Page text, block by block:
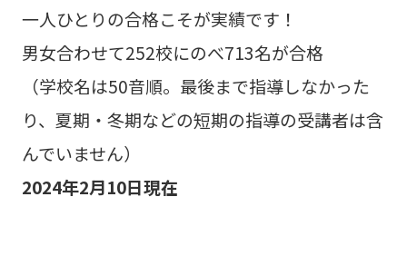
一人ひとりの合格こそが実績です！
男女合わせて252校にのべ713名が合格
（学校名は50音順。最後まで指導しなかった
り、夏期・冬期などの短期の指導の受講者は含
んでいません）
2024年2月10日現在